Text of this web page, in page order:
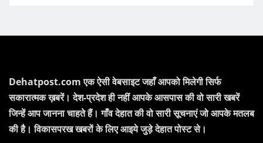
Dehatpost.com एक ऐसी वेबसाइट जहाँ आपको मिलेगी सिर्फ
सकारात्मक ख़बरें। देश-प्रदेश ही नहीं आपके आसपास की वो सारी खबरें
जिन्हें आप जानना चाहते हैं। गाँव देहात की वो सारी सूचनाएं जो आपके मतलब
की है। विकासपरख खबरों के लिए आइये जुड़े देहात पोस्ट से।